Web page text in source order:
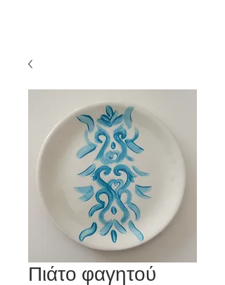
Πιάτο φαγητού